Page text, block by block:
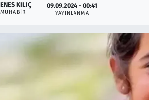
ENES KILIÇ
MUHABIR
09.09.2024 - 00:41
YAYINLANMA